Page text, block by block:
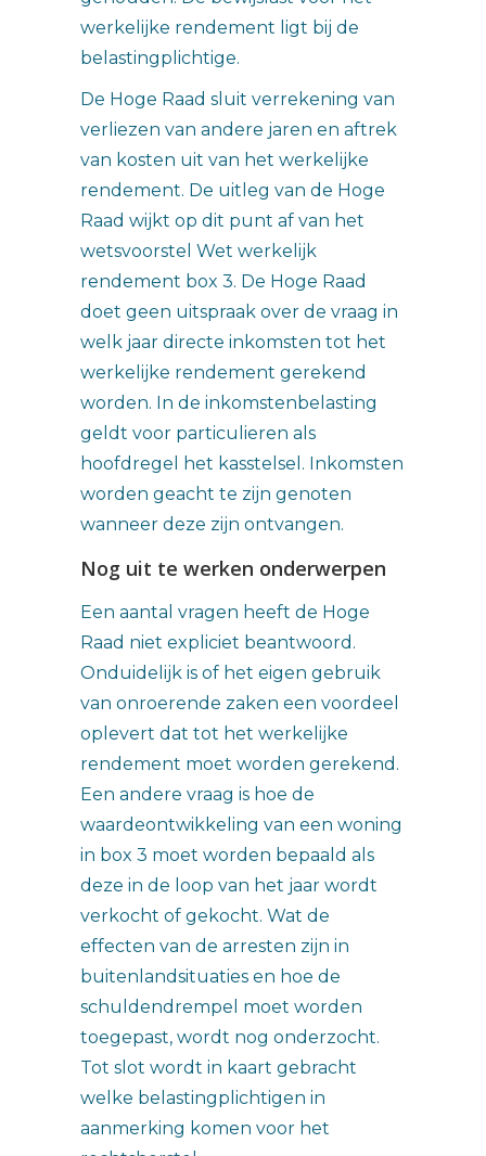
werkelijke rendement ligt bij de
belastingplichtige.
De Hoge Raad sluit verrekening van
verliezen van andere jaren en aftrek
van kosten uit van het werkelijke
rendement. De uitleg van de Hoge
Raad wijkt op dit punt af van het
wetsvoorstel Wet werkelijk
rendement box 3. De Hoge Raad
doet geen uitspraak over de vraag in
welk jaar directe inkomsten tot het
werkelijke rendement gerekend
worden. In de inkomstenbelasting
geldt voor particulieren als
hoofdregel het kasstelsel. Inkomsten
worden geacht te zijn genoten
wanneer deze zijn ontvangen.
Nog uit te werken onderwerpen
Een aantal vragen heeft de Hoge
Raad niet expliciet beantwoord.
Onduidelijk is of het eigen gebruik
van onroerende zaken een voordeel
oplevert dat tot het werkelijke
rendement moet worden gerekend.
Een andere vraag is hoe de
waardeontwikkeling van een woning
in box 3 moet worden bepaald als
deze in de loop van het jaar wordt
verkocht of gekocht. Wat de
effecten van de arresten zijn in
buitenlandsituaties en hoe de
schuldendrempel moet worden
toegepast, wordt nog onderzocht.
Tot slot wordt in kaart gebracht
welke belastingplichtigen in
aanmerking komen voor het